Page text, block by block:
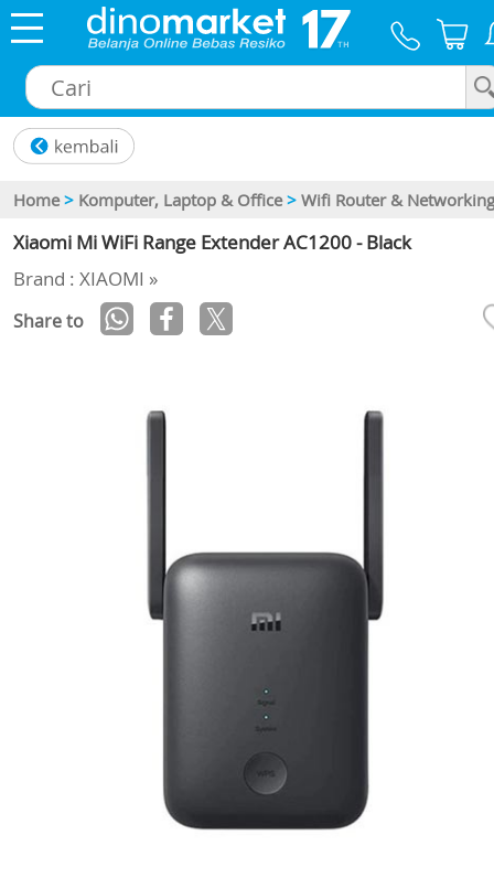
Home > Komputer, Laptop & Office > Wifi Router & Networking
Xiaomi Mi WiFi Range Extender AC1200 - Black
Brand : XIAOMI »
Share to